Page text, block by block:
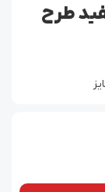
طرح